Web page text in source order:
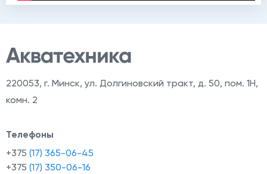
220053, г. Минск, ул. Долгиновский тракт, д. 50, пом. 1Н,
комн. 2
Телефоны
+375 (17) 365-06-45
+375 (17) 350-06-16